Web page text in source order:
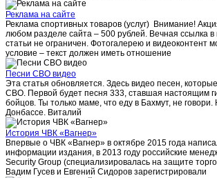
Реклама на сайте
Реклама спортивных товаров (услуг) Внимание!
любом разделе сайта – 500 рублей. Вечная ссылка
статьи не ограничен. Фотогалерею и видеоконтент
условие – текст должен иметь отношение
Песни СВО видео
Эта статья обновляется. Здесь видео песен,
СВО. Первой будет песня 333, ставшая настоящим
бойцов. Ты только маме, что еду в Бахмут, не
Донбассе. Виталий
История ЧВК «Вагнер»
Впервые о ЧВК «Вагнер» в октябре 2015 года
информации издания, в 2013 году российские
Security Group (специализировалась на защите
Вадим Гусев и Евгений Сидоров зарегистрировали